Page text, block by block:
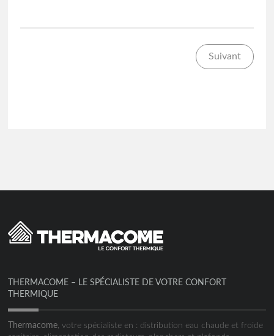
Suivant
THERMACOME – LE SPÉCIALISTE DE VOTRE CONFORT
THERMIQUE
Thermacome, votre spécialiste en : distribution eau chaude et froide